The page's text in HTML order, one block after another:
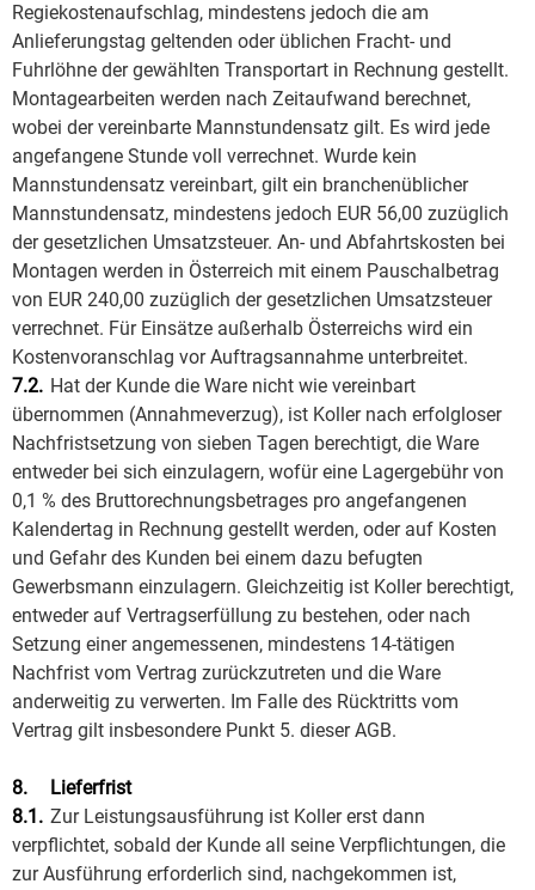
Regiekostenaufschlag, mindestens jedoch die am
Anlieferungstag geltenden oder üblichen Fracht- und
Fuhrlöhne der gewählten Transportart in Rechnung gestellt.
Montagearbeiten werden nach Zeitaufwand berechnet,
wobei der vereinbarte Mannstundensatz gilt. Es wird jede
angefangene Stunde voll verrechnet. Wurde kein
Mannstundensatz vereinbart, gilt ein branchenüblicher
Mannstundensatz, mindestens jedoch EUR 56,00 zuzüglich
der gesetzlichen Umsatzsteuer. An- und Abfahrtskosten bei
Montagen werden in Österreich mit einem Pauschalbetrag
von EUR 240,00 zuzüglich der gesetzlichen Umsatzsteuer
verrechnet. Für Einsätze außerhalb Österreichs wird ein
Kostenvoranschlag vor Auftragsannahme unterbreitet.
7.2. Hat der Kunde die Ware nicht wie vereinbart
übernommen (Annahmeverzug), ist Koller nach erfolgloser
Nachfristsetzung von sieben Tagen berechtigt, die Ware
entweder bei sich einzulagern, wofür eine Lagergebühr von
0,1 % des Bruttorechnungsbetrages pro angefangenen
Kalendertag in Rechnung gestellt werden, oder auf Kosten
und Gefahr des Kunden bei einem dazu befugten
Gewerbsmann einzulagern. Gleichzeitig ist Koller berechtigt,
entweder auf Vertragserfüllung zu bestehen, oder nach
Setzung einer angemessenen, mindestens 14-tätigen
Nachfrist vom Vertrag zurückzutreten und die Ware
anderweitig zu verwerten. Im Falle des Rücktritts vom
Vertrag gilt insbesondere Punkt 5. dieser AGB.
8.
Lieferfrist
8.1. Zur Leistungsausführung ist Koller erst dann
verpflichtet, sobald der Kunde all seine Verpflichtungen, die
zur Ausführung erforderlich sind, nachgekommen ist,